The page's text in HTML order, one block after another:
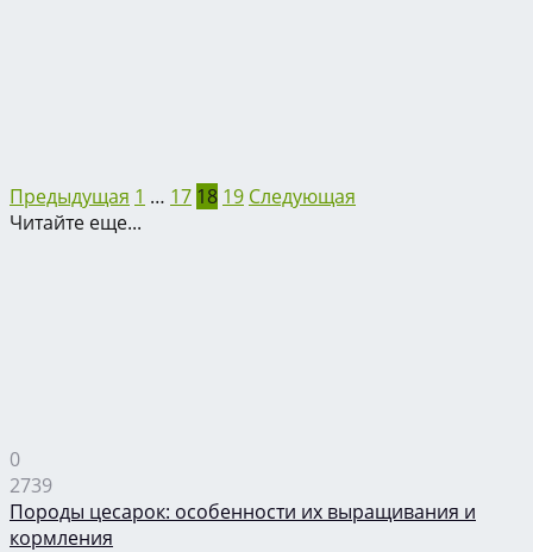
Предыдущая 1 … 17 18 19 Следующая
Читайте еще...
0
2739
Породы цесарок: особенности их выращивания и
кормления